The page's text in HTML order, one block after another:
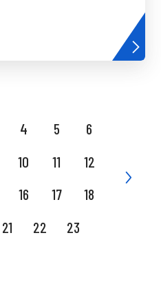
4 5
6
10 11
12
16 17
18
21 22 23